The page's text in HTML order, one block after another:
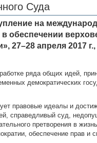
Суда
на
обеспечении
27–28 апреля 2017 г.,
ряда общих идей,
демократических
правовые идеалы и
справедливый суд,
претворения в
обеспечение прав и